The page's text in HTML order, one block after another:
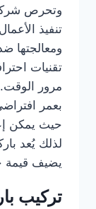
وتحرص
تنفيذ
ومعالجتها
تقنيات
مرور
بعمر
حيث يمكن
لذلك يُعد
يضيف قيمة
تركيب